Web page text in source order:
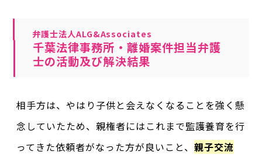
弁護士法人ALG&Associates
千葉法律事務所・離婚案件担当弁護
士の活動及び解決結果
相手方は、やはり子供と会えなくなることを強く懸
念していたため、親権者にはこれまで監護養育を行
ってきた依頼者がなった方が良いこと、 親子交流